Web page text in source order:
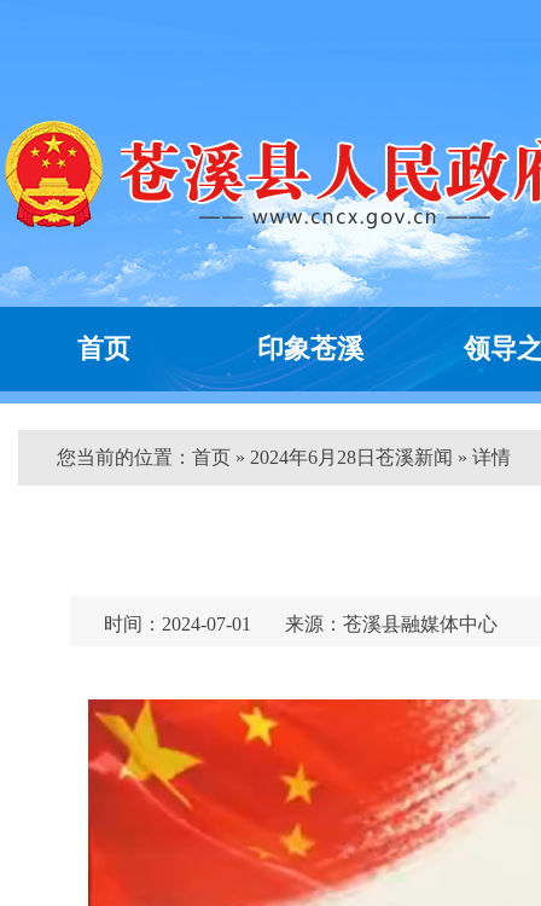
首页 印象苍溪 领导
您当前的位置： 首页 » 2024年6月28日苍溪新闻 » 详情
时间：2024-07-01 来源：苍溪县融媒体中心